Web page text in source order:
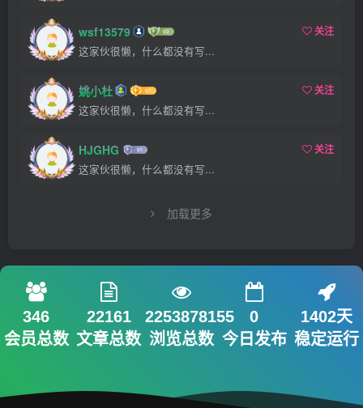
wsf13579
关注
这家伙很懒，什么都没有写...
姚小杜
关注
这家伙很懒，什么都没有写...
HJGHG
关注
这家伙很懒，什么都没有写...
加载更多
346
会员总数
22161
文章总数
2253878155
浏览总数
0
今日发布
1402天
稳定运行